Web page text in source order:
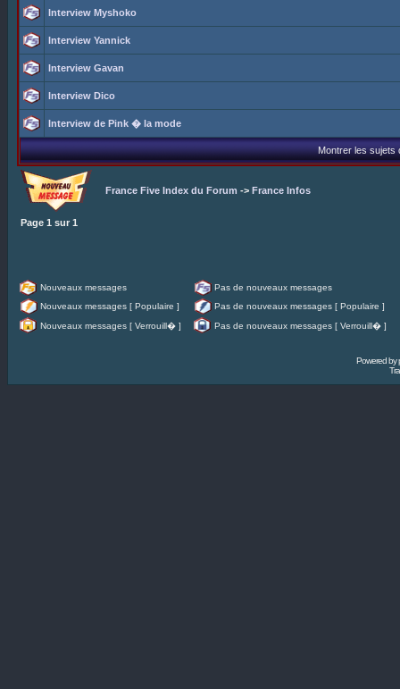
Interview Myshoko
Interview Yannick
Interview Gavan
Interview Dico
Interview de Pink � la mode
Montrer les sujets
France Five Index du Forum -> France Infos
Page 1 sur 1
Nouveaux messages
Pas de nouveaux messages
Nouveaux messages [ Populaire ]
Pas de nouveaux messages [ Populaire ]
Nouveaux messages [ Verrouill� ]
Pas de nouveaux messages [ Verrouill� ]
Powered by